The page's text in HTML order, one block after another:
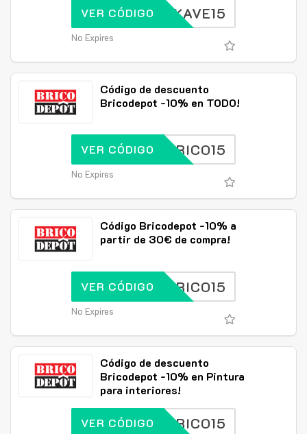
KAVE15
VER CÓDIGO
No Expires
Código de descuento
Bricodepot -10% en TODO!
BRICO15
VER CÓDIGO
No Expires
Código Bricodepot -10% a
partir de 30€ de compra!
BRICO15
VER CÓDIGO
No Expires
Código de descuento
Bricodepot -10% en Pintura
para interiores!
BRICO15
VER CÓDIGO